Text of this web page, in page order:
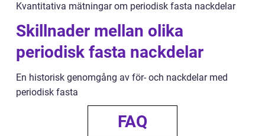
Kvantitativa mätningar om periodisk fasta nackdelar
Skillnader mellan olika
periodisk fasta nackdelar
En historisk genomgång av för- och nackdelar med
periodisk fasta
FAQ